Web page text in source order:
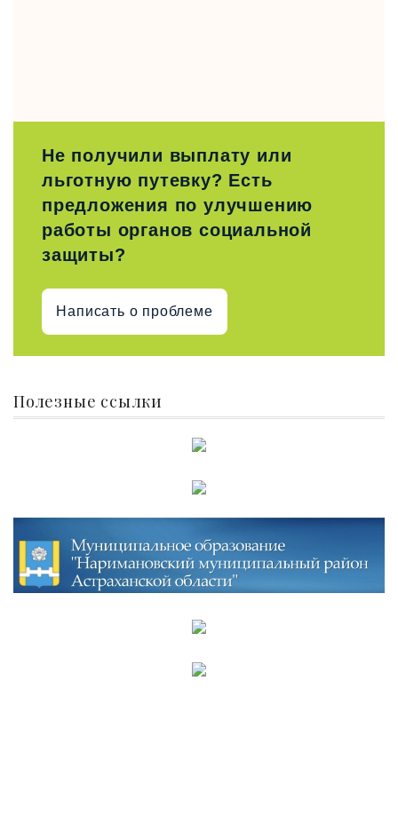
Не получили выплату или
льготную путевку? Есть
предложения по улучшению
работы органов социальной
защиты?
Написать о проблеме
Полезные ссылки